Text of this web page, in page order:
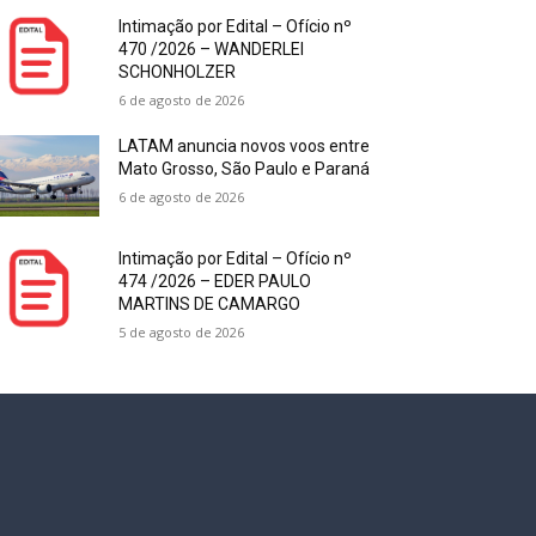
Intimação por Edital – Ofício nº
470 /2026 – WANDERLEI
SCHONHOLZER
6 de agosto de 2026
LATAM anuncia novos voos entre
Mato Grosso, São Paulo e Paraná
6 de agosto de 2026
Intimação por Edital – Ofício nº
474 /2026 – EDER PAULO
MARTINS DE CAMARGO
5 de agosto de 2026